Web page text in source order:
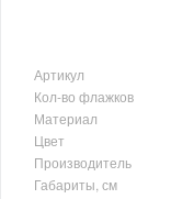
Артикул
Кол-во флажков
Материал
Цвет
Производитель
Габариты, см